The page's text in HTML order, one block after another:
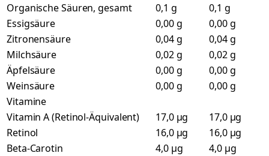
Organische Säuren, gesamt
0,1 g
0,1 g
Essigsäure
0,00 g
0,00 g
Zitronensäure
0,04 g
0,04 g
Milchsäure
0,02 g
0,02 g
Äpfelsäure
0,00 g
0,00 g
Weinsäure
0,00 g
0,00 g
Vitamine
Vitamin A (Retinol-Äquivalent)
17,0 µg
17,0 µg
Retinol
16,0 µg
16,0 µg
Beta-Carotin
4,0 µg
4,0 µg